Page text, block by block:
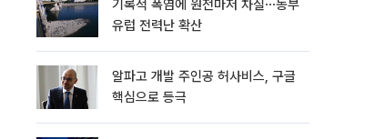
기록적 폭염에 원전마저 차질⋯동부
유럽 전력난 확산
알파고 개발 주인공 허사비스, 구글
핵심으로 등극